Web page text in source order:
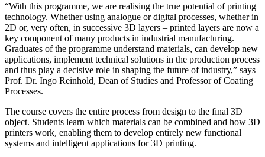
“With this programme, we are realising the true potential of printing
technology. Whether using analogue or digital processes, whether in
2D or, very often, in successive 3D layers – printed layers are now a
key component of many products in industrial manufacturing.
Graduates of the programme understand materials, can develop new
applications, implement technical solutions in the production process
and thus play a decisive role in shaping the future of industry,” says
Prof. Dr. Ingo Reinhold, Dean of Studies and Professor of Coating
Processes.
The course covers the entire process from design to the final 3D
object. Students learn which materials can be combined and how 3D
printers work, enabling them to develop entirely new functional
systems and intelligent applications for 3D printing.